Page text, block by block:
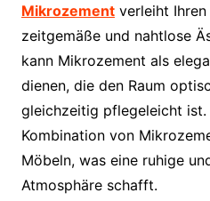
Mikrozementverleiht Ihren
zeitgemäße und nahtlose
kann Mikrozement als
dienen, die den Raum
gleichzeitig pflegeleicht
Kombination von
Möbeln, was eine ruhige
Atmosphäre schafft.